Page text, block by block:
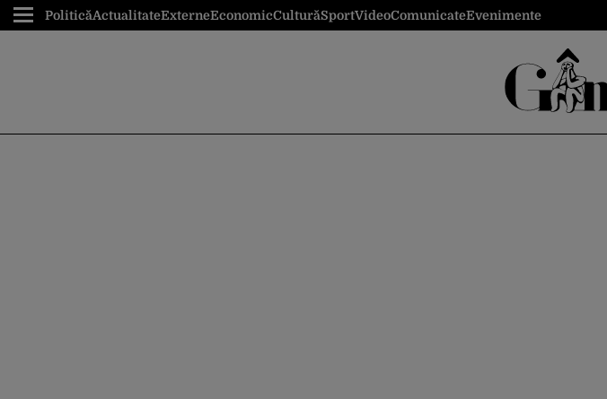
PoliticăActualitateExterneEconomicCulturăSportVideoComunicateEvenimente